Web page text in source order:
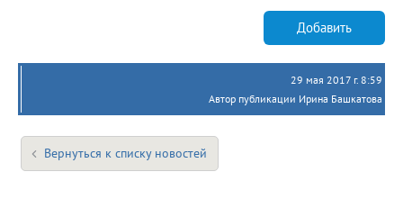
Добавить
29 мая 2017 г. 8:59
Автор публикации Ирина Башкатова
Вернуться к списку новостей